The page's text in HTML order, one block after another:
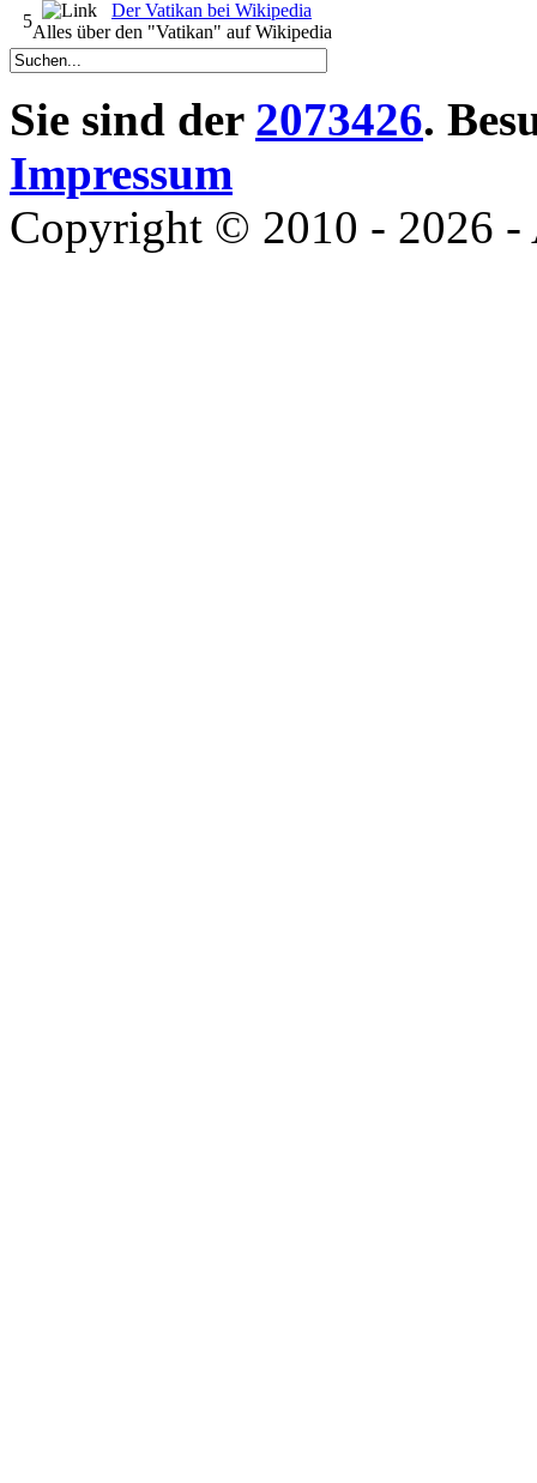
5
Der Vatikan bei Wikipedia
Alles über den "Vatikan" auf Wikipedia
Sie sind der 2073426.
Impressum
Copyright © 2010 - 2026 -